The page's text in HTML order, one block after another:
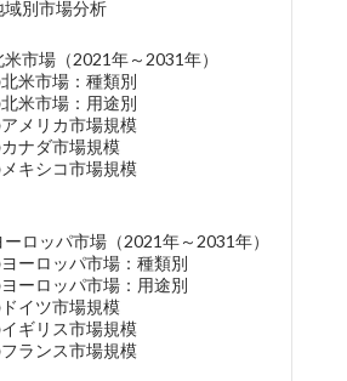
別市場分析
市場（2021年～2031年）
米市場：種類別
米市場：用途別
メリカ市場規模
ナダ市場規模
キシコ市場規模
ロッパ市場（2021年～2031年）
ーロッパ市場：種類別
ーロッパ市場：用途別
イツ市場規模
ギリス市場規模
ランス市場規模